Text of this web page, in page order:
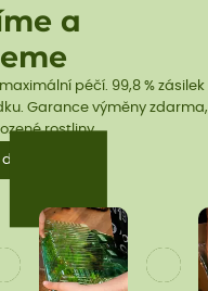
a
péčí. 99,8 % zásilek
Garance výměny zdarma,
rostliny.